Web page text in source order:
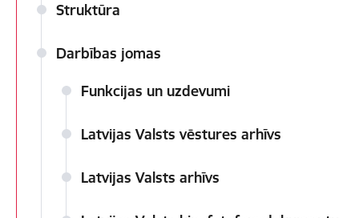
Struktūra
Darbības jomas
Funkcijas un uzdevumi
Latvijas Valsts vēstures arhīvs
Latvijas Valsts arhīvs